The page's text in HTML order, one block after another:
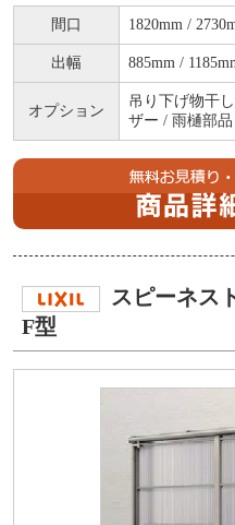
間口 1820mm /
出幅 885mm /
オプション
吊り下げ物干
ザー / 雨樋部
スピーネス
F型